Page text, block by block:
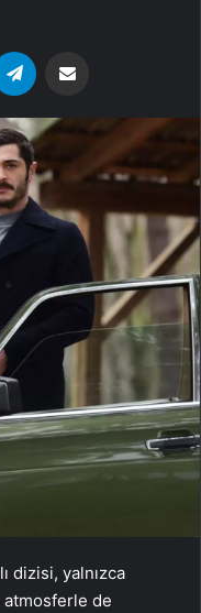
dizisi, yalnızca
atmosferle de